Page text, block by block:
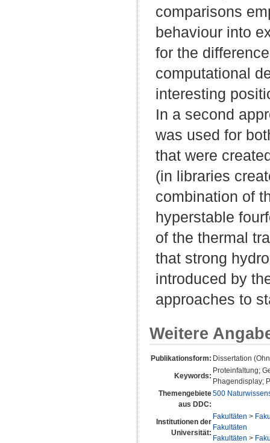
comparisons
behaviour into
for the
computational
interesting
In a second
was used for
that were
(in libraries
combination of
hyperstable
of the thermal
that strong
introduced by
approaches to
Weitere
Publikationsform: Dissertation
Keywords:
Proteinfaltung;
Phagendisplay;
Themengebiete
aus DDC:
500
Institutionen der
Universität:
Fakultäten >
Fakultäten
Fakultäten >